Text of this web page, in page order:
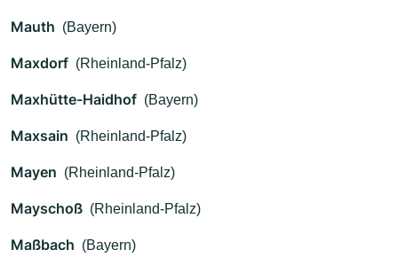
Mauth (Bayern)
Maxdorf (Rheinland-Pfalz)
Maxhütte-Haidhof (Bayern)
Maxsain (Rheinland-Pfalz)
Mayen (Rheinland-Pfalz)
Mayschoß (Rheinland-Pfalz)
Maßbach (Bayern)